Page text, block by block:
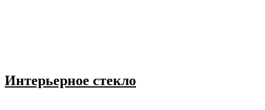
Интерьерное стекло